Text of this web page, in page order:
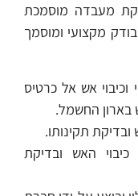
מעבדה מוסמכת
מקצועי ומוסמך
אש אל כרטיס
בארון החשמל.
ובדיקת תקינותו.
כיבוי האש ובדיקת